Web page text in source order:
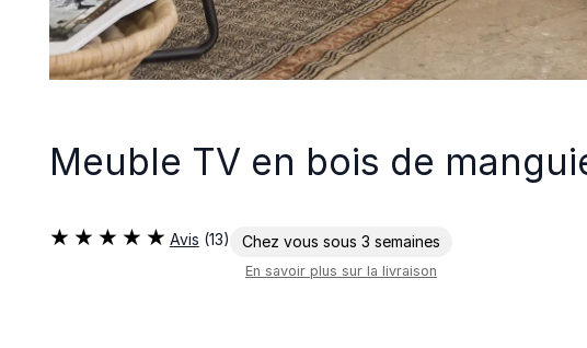
Meuble TV en bois de
Avis (13) Chez vous sous 3 semaines
En savoir plus sur la livraison